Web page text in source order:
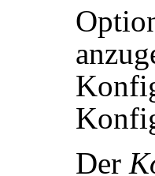
Der